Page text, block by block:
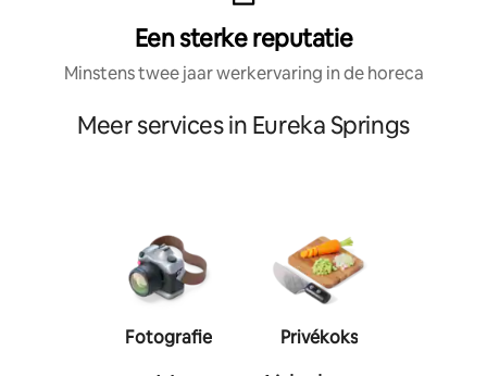
Een sterke reputatie
Minstens twee jaar werkervaring in de horeca
Meer services in Eureka Springs
Fotografie Privékoks